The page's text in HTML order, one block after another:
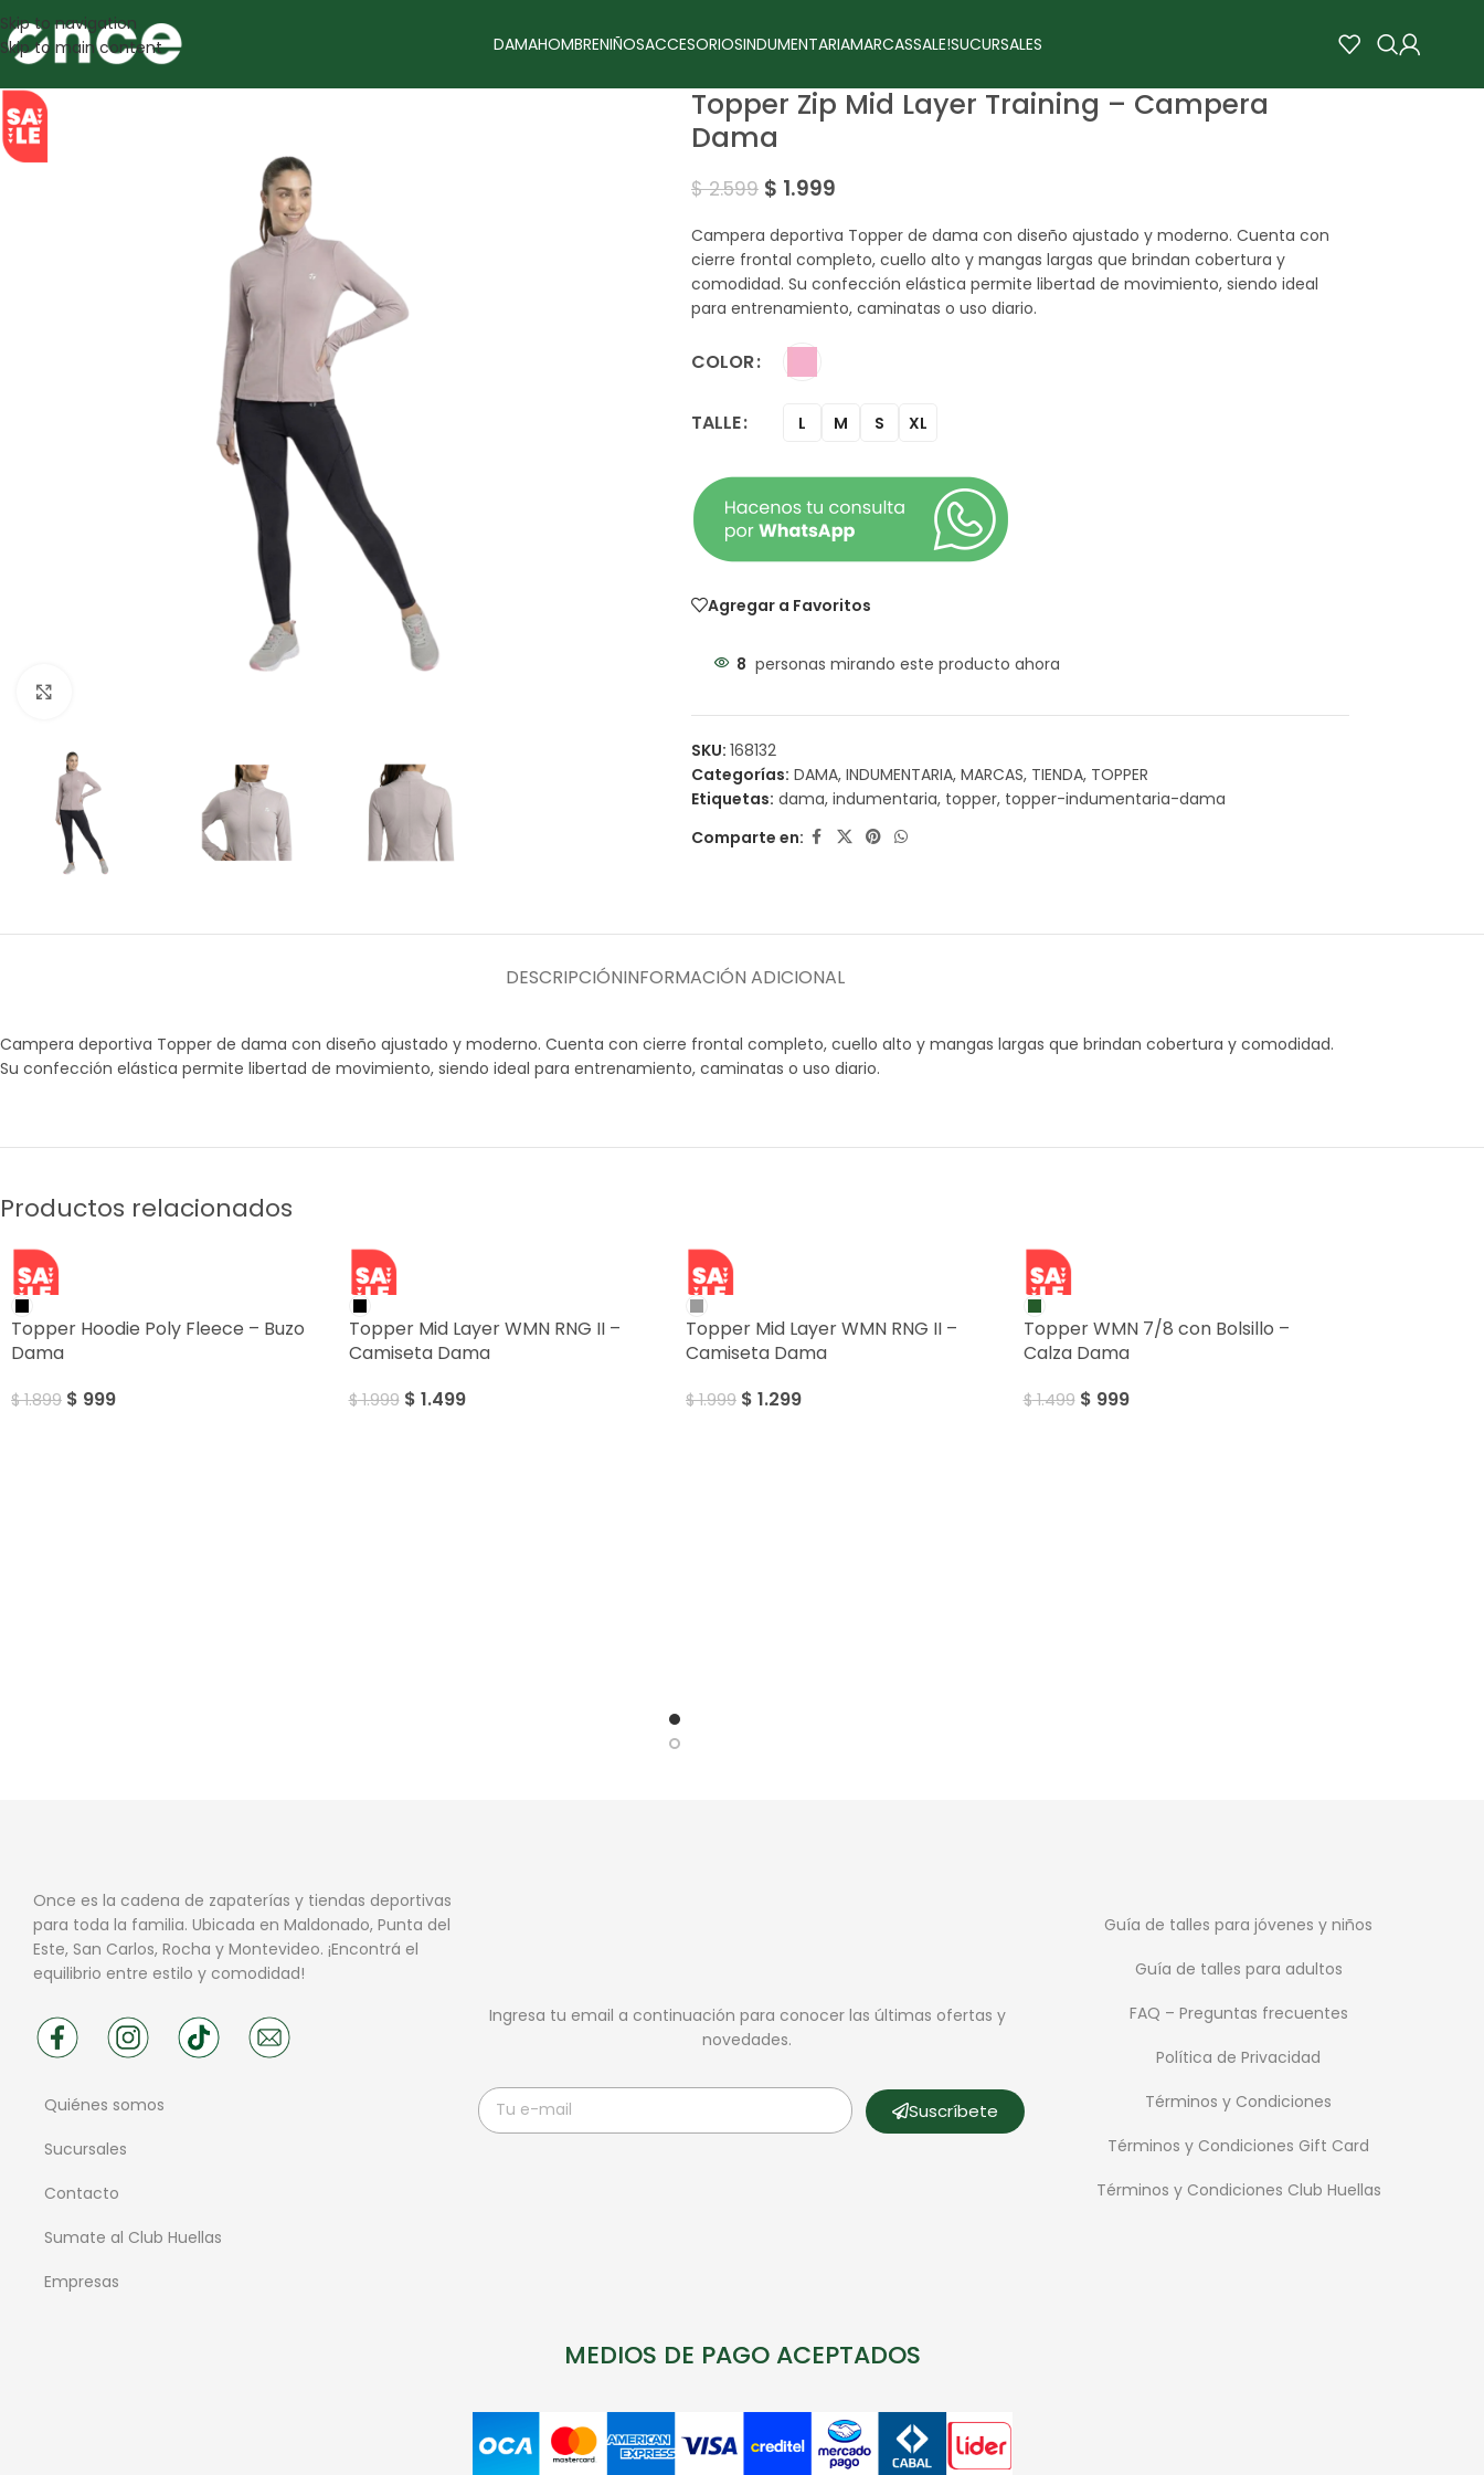
Skip to navigation
Skip to main content
DAMAHOMBRENIÑOSACCESORIOSINDUMENTARIAMARCASSALE!SUCURSALES
SALE
Topper Zip Mid Layer Training – Campera
Dama
$2.599 $ 1.999
Campera deportiva Topper de dama con diseño ajustado y moderno. Cuenta con
cierre frontal completo, cuello alto y mangas largas que brindan cobertura y
comodidad. Su confección elástica permite libertad de movimiento, siendo ideal
para entrenamiento, caminatas o uso diario.
COLOR
TALLE L M S XL
Agregar a Favoritos
8 personas mirando este producto ahora
SKU: 168132
Categorías: DAMA, INDUMENTARIA, MARCAS, TIENDA, TOPPER
Etiquetas: dama, indumentaria, topper, topper-indumentaria-dama
Comparte en:
DESCRIPCIÓNINFORMACIÓN ADICIONAL
Campera deportiva Topper de dama con diseño ajustado y moderno. Cuenta con cierre frontal completo, cuello alto y mangas largas que brindan cobertura y comodidad.
Su confección elástica permite libertad de movimiento, siendo ideal para entrenamiento, caminatas o uso diario.
Productos relacionados
SALE
Topper Hoodie Poly Fleece – Buzo
Dama
$1.899 $ 999
SALE
Topper Mid Layer WMN RNG II –
Camiseta Dama
$1.999 $ 1.499
SALE
Topper Mid Layer WMN RNG II –
Camiseta Dama
$1.999 $ 1.299
SALE
Topper WMN 7/8 con Bolsillo –
Calza Dama
$1.499 $ 999
Once es la cadena de zapaterías y tiendas deportivas
para toda la familia. Ubicada en Maldonado, Punta del
Este, San Carlos, Rocha y Montevideo. ¡Encontrá el
equilibrio entre estilo y comodidad!
Quiénes somos
Sucursales
Contacto
Sumate al Club Huellas
Empresas
Ingresa tu email a continuación para conocer las últimas ofertas y
novedades.
Suscríbete
Guía de talles para jóvenes y niños
Guía de talles para adultos
FAQ – Preguntas frecuentes
Política de Privacidad
Términos y Condiciones
Términos y Condiciones Gift Card
Términos y Condiciones Club Huellas
MEDIOS DE PAGO ACEPTADOS